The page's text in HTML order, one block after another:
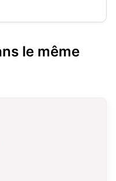
le même